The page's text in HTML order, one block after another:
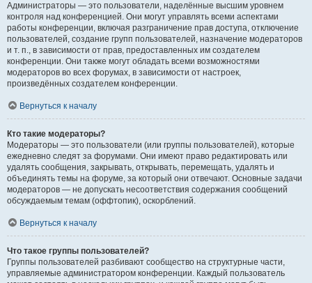
Администраторы — это пользователи, наделённые высшим уровнем
контроля над конференцией. Они могут управлять всеми аспектами
работы конференции, включая разграничение прав доступа, отключение
пользователей, создание групп пользователей, назначение модераторов
и т. п., в зависимости от прав, предоставленных им создателем
конференции. Они также могут обладать всеми возможностями
модераторов во всех форумах, в зависимости от настроек,
произведённых создателем конференции.
Вернуться к началу
Кто такие модераторы?
Модераторы — это пользователи (или группы пользователей), которые
ежедневно следят за форумами. Они имеют право редактировать или
удалять сообщения, закрывать, открывать, перемещать, удалять и
объединять темы на форуме, за который они отвечают. Основные задачи
модераторов — не допускать несоответствия содержания сообщений
обсуждаемым темам (оффтопик), оскорблений.
Вернуться к началу
Что такое группы пользователей?
Группы пользователей разбивают сообщество на структурные части,
управляемые администратором конференции. Каждый пользователь